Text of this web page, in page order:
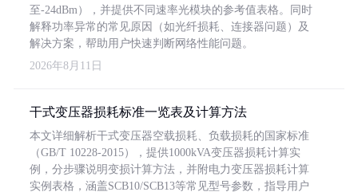
至-24dBm），并提供不同速率光模块的参考值表格。同时
解释功率异常的常见原因（如光纤损耗、连接器问题）及
解决方案，帮助用户快速判断网络性能问题。
2026年8月11日
干式变压器损耗标准一览表及计算方法
本文详细解析干式变压器空载损耗、负载损耗的国家标准
（GB/T 10228-2015），提供1000kVA变压器损耗计算实
例，分步骤说明变损计算方法，并附电力变压器损耗计算
实例表格，涵盖SCB10/SCB13等常见型号参数，指导用户